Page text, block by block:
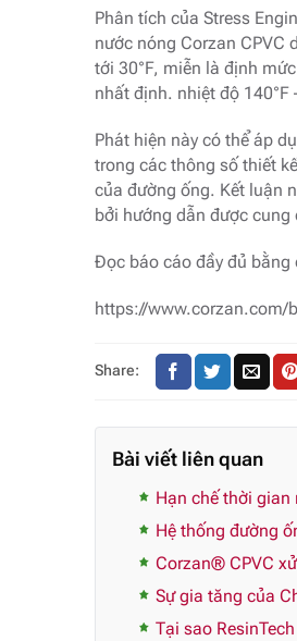
Phân tích của Stress
nước nóng Corzan CPVC
tới 30°F, miễn là định
​​nhất định. nhiệt độ
Phát hiện này có thể áp
trong các thông số thiết
của đường ống. Kết luận
bởi hướng dẫn được cung
Đọc báo cáo đầy đủ bằng
https://www.corzan.com/
Share:
Bài viết liên quan
Hạn chế thời
Hệ thống đường
Corzan® CPVC
Sự gia tăng của
Tại sao